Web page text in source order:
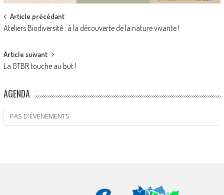
Post
navigation
Article précédant
Ateliers Biodiversité : à la découverte de la nature vivante !
Article suivant
La GTBR touche au but !
AGENDA
PAS D'ÉVÈNEMENTS